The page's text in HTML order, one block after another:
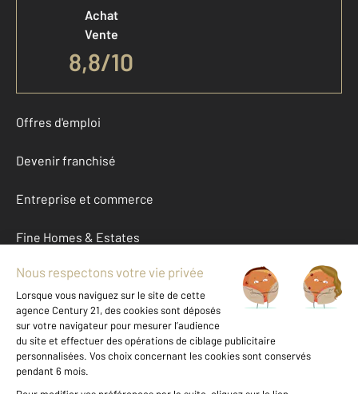
Achat
Vente
8,8/10
Offres d'emploi
Devenir franchisé
Entreprise et commerce
Fine Homes & Estates
À propos
International
Nous contacter